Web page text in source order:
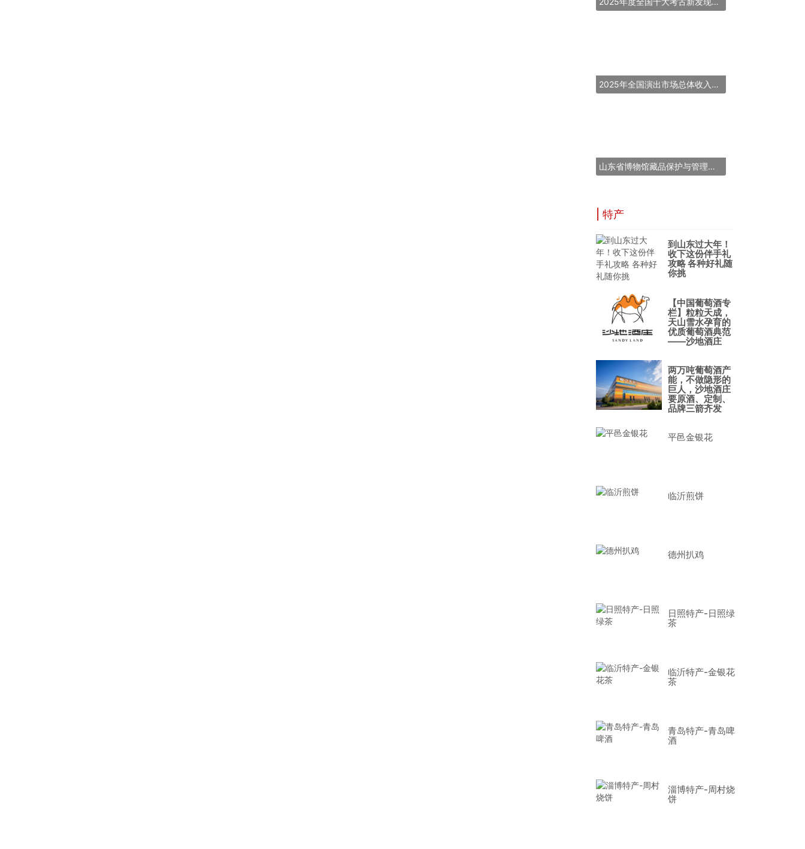
2025年全国演出市场总体收入超837亿元
山东省博物馆藏品保护与管理能力提升培训班在青岛举办
| 特产
到山东过大年！
收下这份伴手礼
攻略 各种好礼随
你挑
【中国葡萄酒专
栏】粒粒天成，
天山雪水孕育的
优质葡萄酒典范
——沙地酒庄
两万吨葡萄酒产
能，不做隐形的
巨人，沙地酒庄
要原酒、定制、
品牌三箭齐发
平邑金银花
临沂煎饼
德州扒鸡
日照特产-日照绿
茶
临沂特产-金银花
茶
青岛特产-青岛啤
酒
淄博特产-周村烧
饼